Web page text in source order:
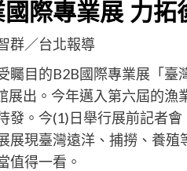
際專業展 力拓
群／台北報導
矚目的B2B國際專業展「臺
展出。今年邁入第六屆的
發。今(1)日舉行展前記者
展現臺灣遠洋、捕撈、養
值得一看。